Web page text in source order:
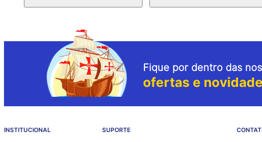
Fique por dentro das
ofertas e
INSTITUCIONAL SUPORTE